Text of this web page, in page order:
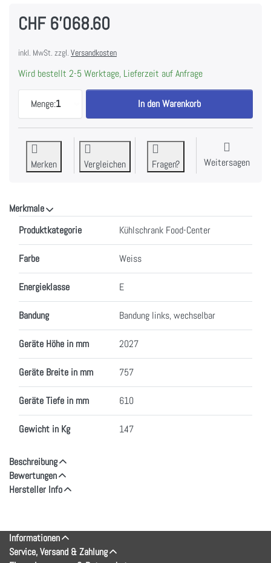
CHF 6'068.60
inkl. MwSt. zzgl. Versandkosten
Wird bestellt 2-5 Werktage, Lieferzeit auf Anfrage
Menge:1
LIEBHERR ECBNe 7871-20 Einbau Kühl-Gefrier-
In den Warenkorb
Merken Vergleichen Fragen? Weitersagen
Merkmale
Produktkategorie Kühlschrank Food-Center
Farbe Weiss
Energieklasse E
Bandung Bandung links, wechselbar
Geräte Höhe in mm 2027
Geräte Breite in mm 757
Geräte Tiefe in mm 610
Gewicht in Kg 147
Beschreibung
Bewertungen
Hersteller Info
Informationen
Service, Versand & Zahlung